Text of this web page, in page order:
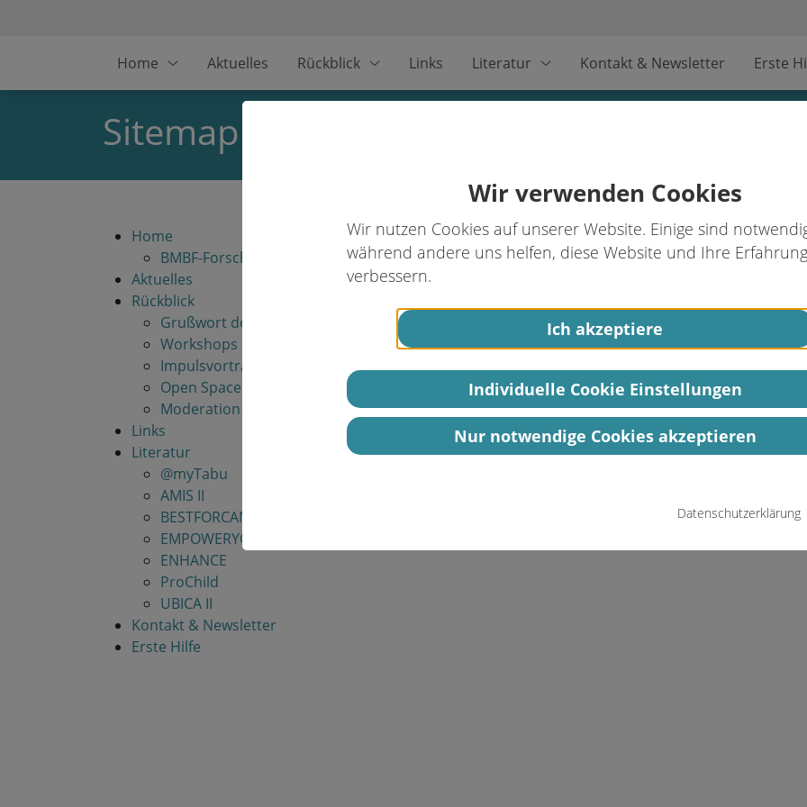
Wir verwenden Cookies
Wir nutzen Cookies auf unserer Website. Einige sind
während andere uns helfen, diese Website und Ihre
verbessern.
Ich akzeptiere
Individuelle Cookie Einstellungen
Nur notwendige Cookies akzeptieren
Datenschutzerklärung
Home Aktuelles Rückblick Links Literatur Kontakt & Newsletter Erste
Sitemap
Home
BMBF-Forschungsverbünde
Aktuelles
Rückblick
Grußwort der Ministerin
Workshops
Impulsvorträge
Open Space
Moderation
Links
Literatur
@myTabu
AMIS II
BESTFORCAN
EMPOWERYOU
ENHANCE
ProChild
UBICA II
Kontakt & Newsletter
Erste Hilfe